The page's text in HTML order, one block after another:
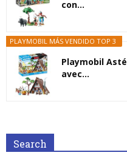
con...
PLAYMOBIL MÁS VENDIDO TOP 3
Playmobil
avec...
Search